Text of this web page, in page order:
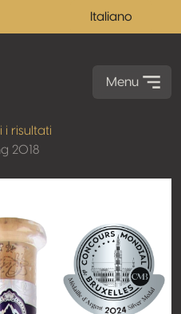
Italiano
Menu
i risultati
2018